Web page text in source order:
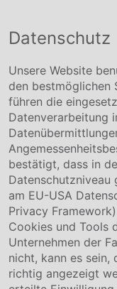
Über
Karriere
Service
Kontakt
Datenschutz
Unsere Website
den bestmöglichen
führen die
Datenverarbeitung
bestätigt, dass in
Datenschutzniveau
am EU-USA
Privacy
Cookies und Tools
Unternehmen der
nicht, kann es sein,
richtig angezeigt